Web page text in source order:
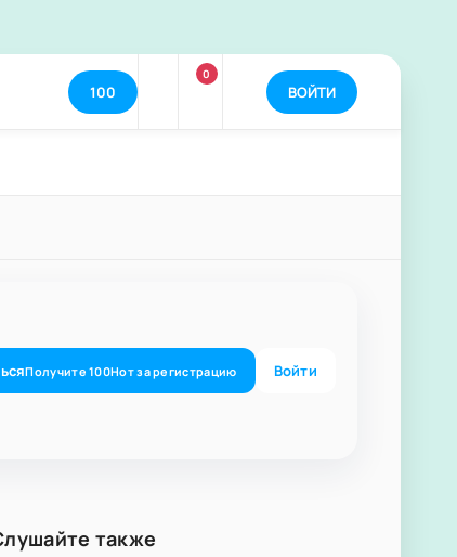
100
0
ВОЙТИ
Получите100Нотза регистрацию Войти
также